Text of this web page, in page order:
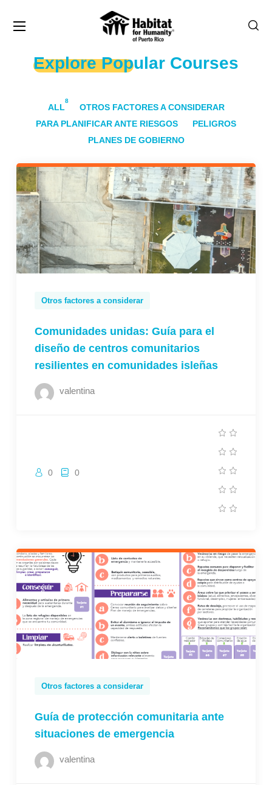
Explore Popular Courses
ALL
8
OTROS FACTORES A CONSIDERAR
PARA PLANIFICAR ANTE RIESGOS
PELIGROS
PLANES DE GOBIERNO
Otros factores a considerar
Comunidades unidas: Guía para el
diseño de centros comunitarios
resilientes en comunidades isleñas
valentina
0 0
Otros factores a considerar
Guía de protección comunitaria ante
situaciones de emergencia
valentina